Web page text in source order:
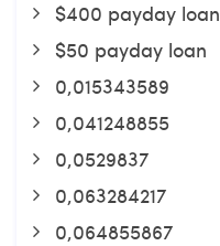
$400 payday loan
$50 payday loan
0,015343589
0,041248855
0,0529837
0,063284217
0,064855867